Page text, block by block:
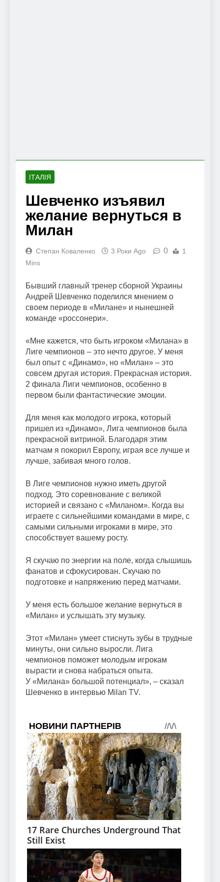
ІТАЛІЯ
Шевченко изъявил
желание вернуться в
Милан
Степан Коваленко 3 Роки Ago 0
1
Mins
Бывший главный тренер сборной Украины
Андрей Шевченко поделился мнением о
своем периоде в «Милане» и нынешней
команде «россонери».
«Мне кажется, что быть игроком «Милана» в
Лиге чемпионов – это нечто другое. У меня
был опыт с «Динамо», но «Милан» – это
совсем другая история. Прекрасная история.
2 финала Лиги чемпионов, особенно в
первом были фантастические эмоции.
Для меня как молодого игрока, который
пришел из «Динамо», Лига чемпионов была
прекрасной витриной. Благодаря этим
матчам я покорил Европу, играя все лучше и
лучше, забивая много голов.
В Лиге чемпионов нужно иметь другой
подход. Это соревнование с великой
историей и связано с «Миланом». Когда вы
играете с сильнейшими командами в мире, с
самыми сильными игроками в мире, это
способствует вашему росту.
Я скучаю по энергии на поле, когда слышишь
фанатов и сфокусирован. Скучаю по
подготовке и напряжению перед матчами.
У меня есть большое желание вернуться в
«Милан» и услышать эту музыку.
Этот «Милан» умеет стиснуть зубы в трудные
минуты, они сильно выросли. Лига
чемпионов поможет молодым игрокам
вырасти и снова набраться опыта.
У «Милана» большой потенциал», – сказал
Шевченко в интервью Milan TV.